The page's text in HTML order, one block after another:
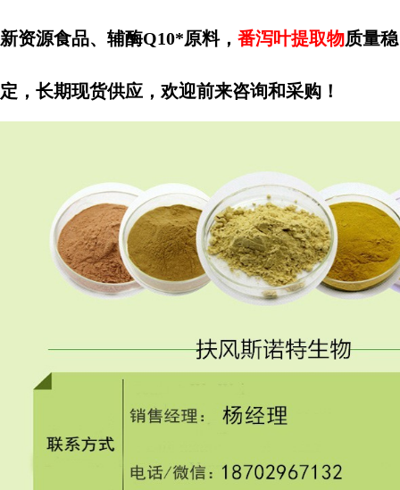
新资源食品、辅酶Q10*原料， 番泻叶提取物质量稳
定，长期现货供应，欢迎前来咨询和采购！